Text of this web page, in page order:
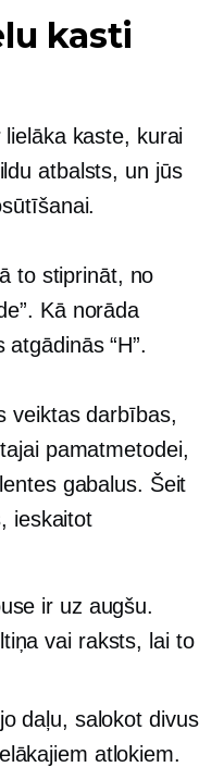
kasti
kaste, kurai
atbalsts, un jūs
to stiprināt, no
Kā norāda
“H”.
veiktas darbības,
pamatmetodei,
gabalus. Šeit
ieskaitot
ir uz augšu.
vai raksts, lai to
daļu, salokot divus
atlokiem.